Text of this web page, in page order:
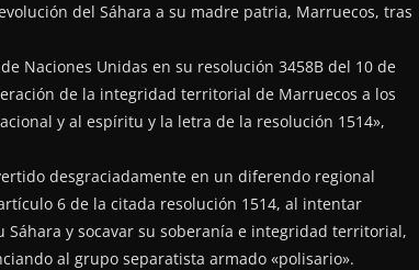
del Sáhara a su madre patria, Marruecos, tras
Naciones Unidas en su resolución 3458B del 10 de
de la integridad territorial de Marruecos a los
y al espíritu y la letra de la resolución 1514»,
desgraciadamente en un diferendo regional
6 de la citada resolución 1514, al intentar
y socavar su soberanía e integridad territorial,
al grupo separatista armado «polisario».